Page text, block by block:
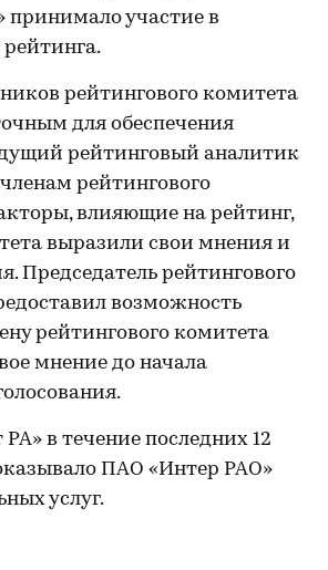
принимало участие в
рейтингового комитета
для обеспечения
рейтинговый аналитик
рейтингового
влияющие на рейтинг,
выразили свои мнения и
Председатель рейтингового
возможность
рейтингового комитета
мнение до начала
в течение последних 12
ПАО «Интер РАО»
услуг.